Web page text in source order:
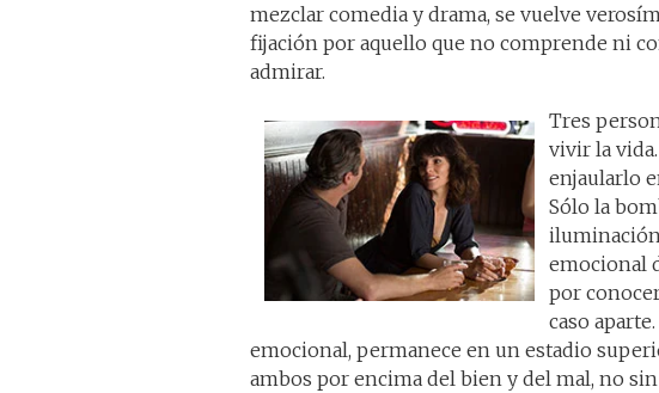
mezclar comedia y drama, se vuelve
fijación por aquello que no comprende ni
admirar.
Tres
vivir la
enjaularlo
Sólo la
iluminación
emocional
por
caso
emocional, permanece en un estadio
ambos por encima del bien y del mal, no